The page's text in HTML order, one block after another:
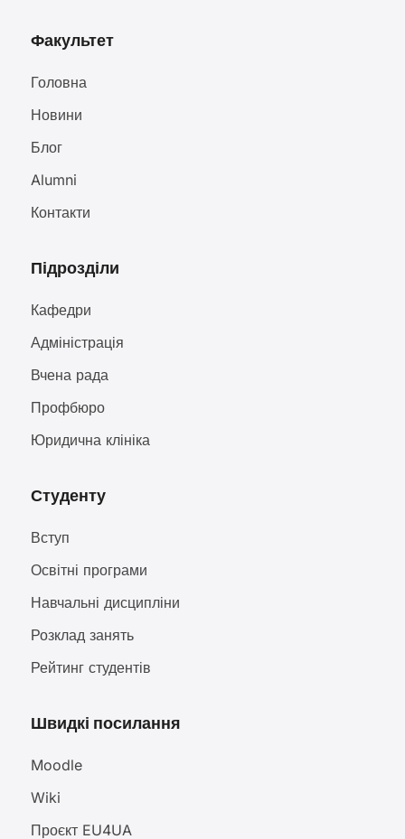
Факультет
Головна
Новини
Блог
Alumni
Контакти
Підрозділи
Кафедри
Адміністрація
Вчена рада
Профбюро
Юридична клініка
Студенту
Вступ
Освітні програми
Навчальні дисципліни
Розклад занять
Рейтинг студентів
Швидкі посилання
Moodle
Wiki
Проєкт EU4UA